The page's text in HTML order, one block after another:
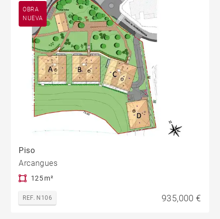
OBRA
NUEVA
Piso
Arcangues
125 m²
REF. N106 935,000 €